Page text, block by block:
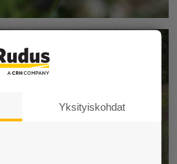
Yksityiskohdat